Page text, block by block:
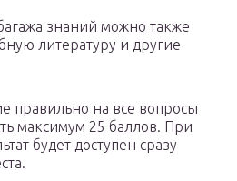
знаний можно также
литературу и другие
правильно на все вопросы
максимум 25 баллов. При
будет доступен сразу